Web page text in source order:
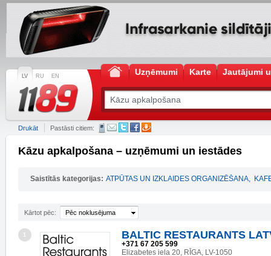
LV RU EN Uzņēmumi Karte Jautājumi
Drukāt Pastāsti citiem:
Kāzu apkalpošana – uzņēmumi un iestādes
Saistītās kategorijas: ATPŪTAS UN IZKLAIDES ORGANIZĒŠANA,
Kārtot pēc: Pēc noklusējuma
1 BALTIC RESTAURANTS
+371 67 205 599
Elizabetes iela 20, RĪGA, LV-1050